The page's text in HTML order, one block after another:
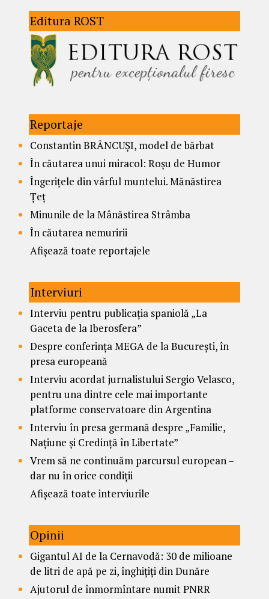
Editura ROST
Reportaje
Constantin BRÂNCUȘI, model de bărbat
În căutarea unui miracol: Roșu de Humor
Îngerițele din vârful muntelui. Mănăstirea
Țeț
Minunile de la Mânăstirea Strâmba
În căutarea nemuririi
Afișează toate reportajele
Interviuri
Interviu pentru publicația spaniolă „La
Gaceta de la Iberosfera”
Despre conferința MEGA de la București, în
presa europeană
Interviu acordat jurnalistului Sergio Velasco,
pentru una dintre cele mai importante
platforme conservatoare din Argentina
Interviu în presa germană despre „Familie,
Națiune și Credință în Libertate”
Vrem să ne continuăm parcursul european –
dar nu în orice condiții
Afișează toate interviurile
Opinii
Gigantul AI de la Cernavodă: 30 de milioane
de litri de apă pe zi, înghițiți din Dunăre
Ajutorul de înmormîntare numit PNRR